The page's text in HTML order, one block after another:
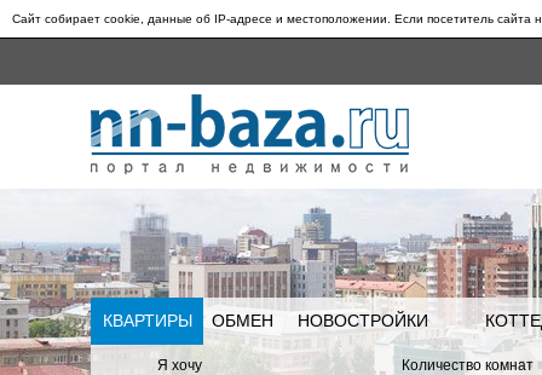
Сайт собирает cookie, данные об IP-адресе и местоположении. Если посетитель сайта
КВАРТИРЫ ОБМЕН НОВОСТРОЙКИ
Я хочу
Количество комнат